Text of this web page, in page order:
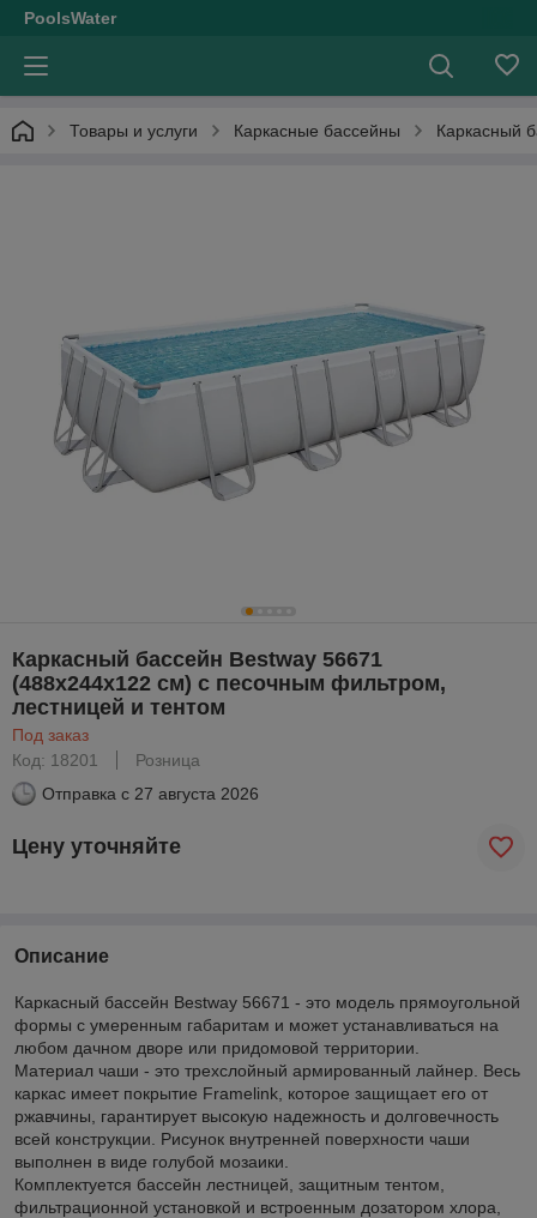
PoolsWater
Товары и услуги Каркасные бассейны Каркасный
Каркасный бассейн Bestway 56671
(488х244х122 см) с песочным фильтром,
лестницей и тентом
Под заказ
Код: 18201
Розница
Отправка с 27 августа 2026
Цену уточняйте
Описание
Каркасный бассейн Bestway 56671 - это модель прямоугольной
формы с умеренным габаритам и может устанавливаться на
любом дачном дворе или придомовой территории.
Материал чаши - это трехслойный армированный лайнер. Весь
каркас имеет покрытие Framelink, которое защищает его от
ржавчины, гарантирует высокую надежность и долговечность
всей конструкции. Рисунок внутренней поверхности чаши
выполнен в виде голубой мозаики.
Комплектуется бассейн лестницей, защитным тентом,
фильтрационной установкой и встроенным дозатором хлора,